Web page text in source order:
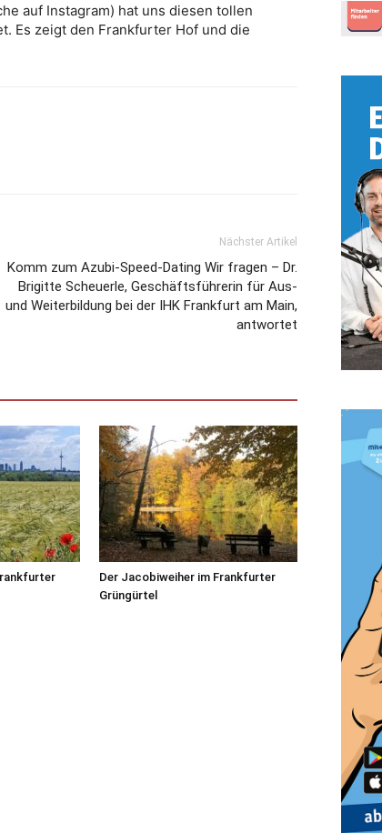
auf Instagram) hat uns diesen tollen
Es zeigt den Frankfurter Hof und die
Nächster Artikel
Komm zum Azubi-Speed-Dating Wir fragen – Dr.
Brigitte Scheuerle, Geschäftsführerin für Aus-
und Weiterbildung bei der IHK Frankfurt am Main,
antwortet
Der Jacobiweiher im Frankfurter
Grüngürtel